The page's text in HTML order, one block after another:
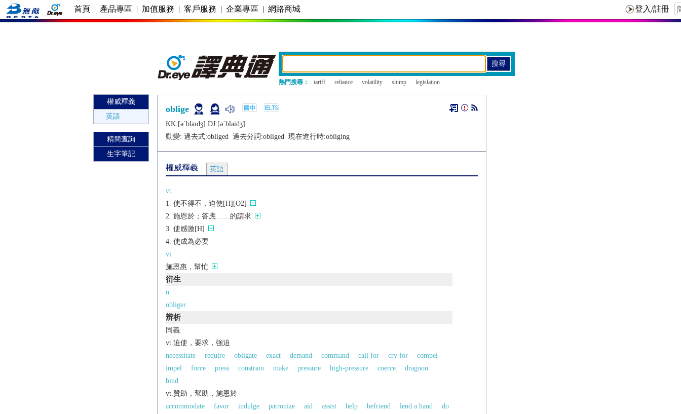
首頁 | 產品專區 | 加值服務 | 客戶服務 | 企業專區 | 網路商城
熱門搜尋： tariff reliance volatility slump legislation
權威釋義
英語
精簡查詢
生字筆記
oblige
KK:[ǝˈblaɪdʒ] DJ:[ǝˈblaidʒ]
動變: 過去式:obliged 過去分詞:obliged 現在進行時:obliging
權威釋義 英語
vt.
使不得不，迫使[H][O2]
施恩於；答應……的請求
使感激[H]
使成為必要
vi.
施恩惠，幫忙
衍生
n.
obliger
辨析
同義:
vt.迫使，要求，強迫
necessitate
require obligate exact demand command call for cry for
compel
impel
force press constrain make pressure high-pressure coerce
dragoon
bind
vt.贊助，幫助，施恩於
accommodate
favor indulge patronize aid assist help befriend lend a hand
do